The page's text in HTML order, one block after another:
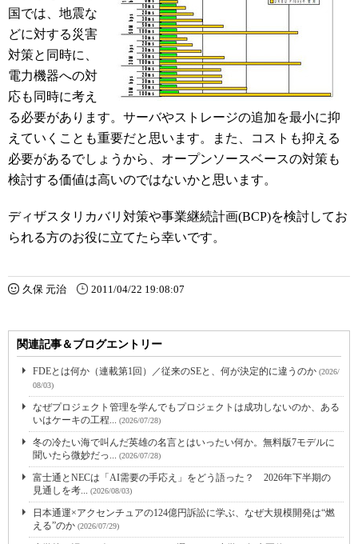
国では、地震な
どに対する災害
対策と同時に、
電力機器への対
応も同時に考え
る必要があります。サーバやストレージの追加を最小に抑
えていくことも重要だと思います。また、コストも抑える
必要があるでしょうから、オープンソースベースの対策も
検討する価値は高いのではないかと思います。
ディザスタリカバリ対策や事業継続計画(BCP)を検討してお
られる方のお役に立てたら幸いです。
久保 元治 2011/04/22 19:08:07
関連記事＆ブログエントリー
FDEとは何か（連載第1回）／従来のSEと、何が決定的に違うのか (2026/
08/03)
なぜプロジェクト管理を学んでもプロジェクトは成功しないのか、ある
いはケーキの工程... (2026/07/28)
冬の冷たい海で叫んだ英雄の名言とはいったい何か。無料版7モデルに
聞いたら微妙だっ... (2026/07/28)
富士通とNECは「AI需要の手応え」をどう語った？ 2026年下半期の
見通しを考... (2026/08/03)
日本通運×アクセンチュアの124億円訴訟に学ぶ、なぜ大規模開発は“燃
える”のか (2026/07/29)